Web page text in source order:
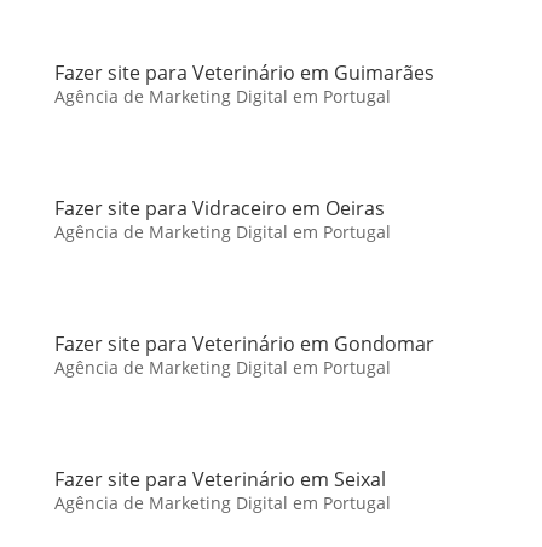
Fazer site para Veterinário em Guimarães
Agência de Marketing Digital em Portugal
Fazer site para Vidraceiro em Oeiras
Agência de Marketing Digital em Portugal
Fazer site para Veterinário em Gondomar
Agência de Marketing Digital em Portugal
Fazer site para Veterinário em Seixal
Agência de Marketing Digital em Portugal